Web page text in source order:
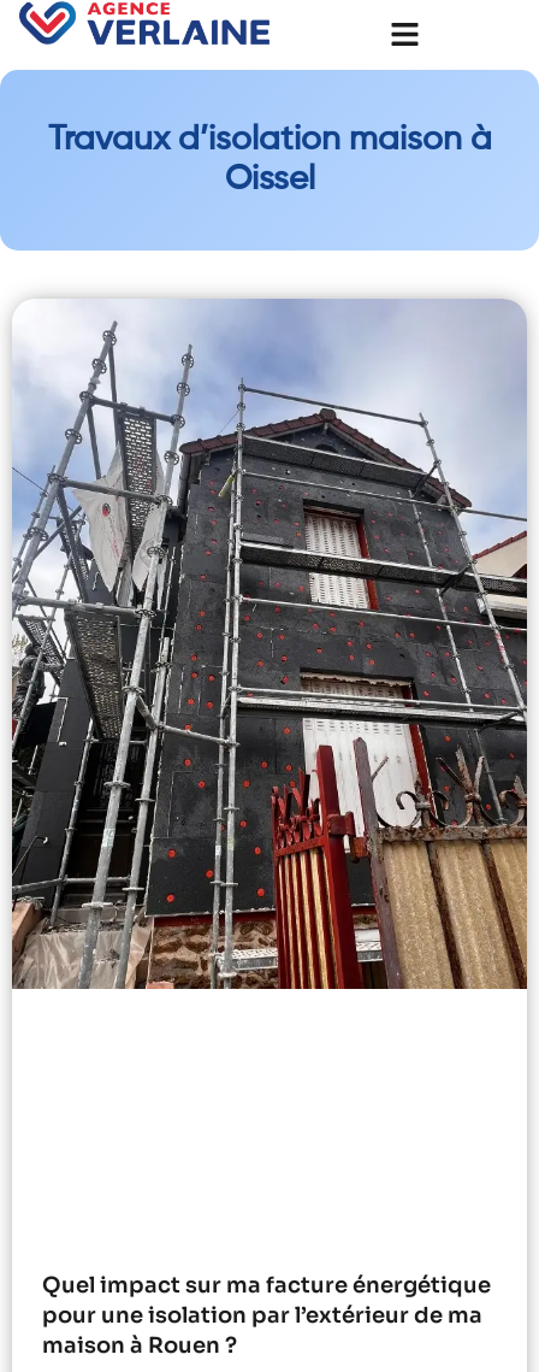
Travaux d’isolation maison à
Oissel
Quel impact sur ma facture énergétique
pour une isolation par l’extérieur de ma
maison à Rouen ?